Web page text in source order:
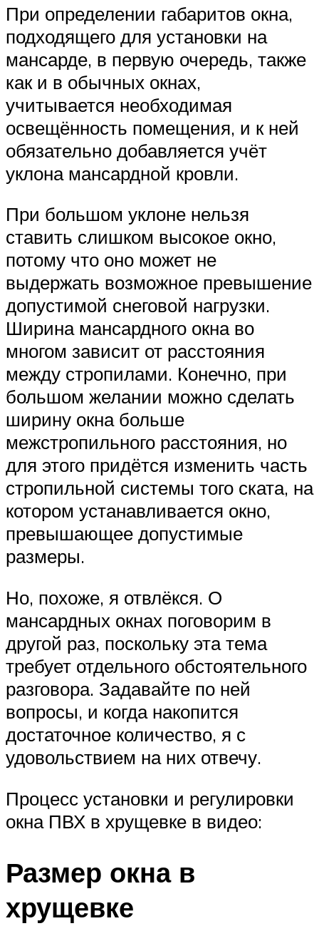
При определении габаритов окна,
подходящего для установки на
мансарде, в первую очередь, также
как и в обычных окнах,
учитывается необходимая
освещённость помещения, и к ней
обязательно добавляется учёт
уклона мансардной кровли.
При большом уклоне нельзя
ставить слишком высокое окно,
потому что оно может не
выдержать возможное превышение
допустимой снеговой нагрузки.
Ширина мансардного окна во
многом зависит от расстояния
между стропилами. Конечно, при
большом желании можно сделать
ширину окна больше
межстропильного расстояния, но
для этого придётся изменить часть
стропильной системы того ската, на
котором устанавливается окно,
превышающее допустимые
размеры.
Но, похоже, я отвлёкся. О
мансардных окнах поговорим в
другой раз, поскольку эта тема
требует отдельного обстоятельного
разговора. Задавайте по ней
вопросы, и когда накопится
достаточное количество, я с
удовольствием на них отвечу.
Процесс установки и регулировки
окна ПВХ в хрущевке в видео:
Размер окна в
хрущевке